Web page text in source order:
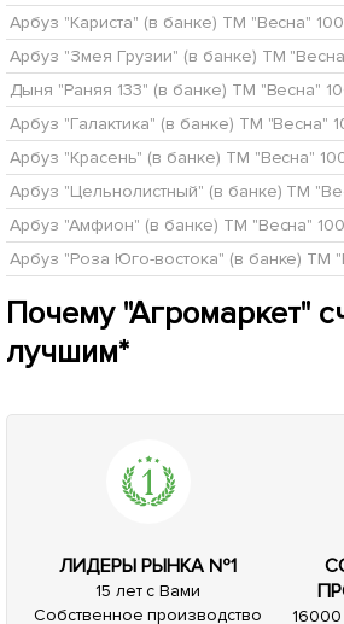
Арбуз "Кариста" (в банке) ТМ "Весна"
Арбуз "Змея Грузии" (в банке) ТМ
Дыня "Раняя 133" (в банке) ТМ "Весна"
Арбуз "Галактика" (в банке) ТМ "Весна"
Арбуз "Красень" (в банке) ТМ "Весна"
Арбуз "Цельнолистный" (в банке) ТМ
Арбуз "Амфион" (в банке) ТМ "Весна"
Почему "Агромаркет"
лучшим*
ЛИДЕРЫ РЫНКА №1
15 лет с Вами
Собственное производство
16000